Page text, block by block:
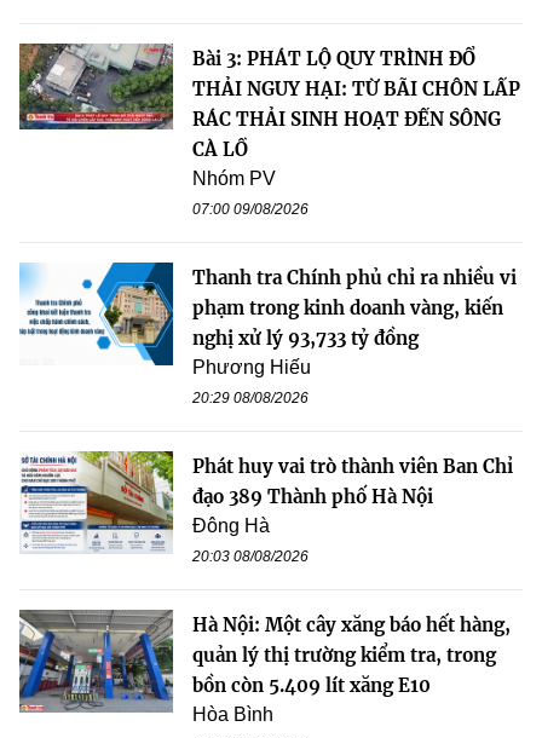
Bài 3: PHÁT LỘ QUY TRÌNH ĐỔ
THẢI NGUY HẠI: TỪ BÃI CHÔN LẤP
RÁC THẢI SINH HOẠT ĐẾN SÔNG
CÀ LỒ
Nhóm PV
07:00 09/08/2026
Thanh tra Chính phủ chỉ ra nhiều vi
phạm trong kinh doanh vàng, kiến
nghị xử lý 93,733 tỷ đồng
Phương Hiếu
20:29 08/08/2026
Phát huy vai trò thành viên Ban Chỉ
đạo 389 Thành phố Hà Nội
Đông Hà
20:03 08/08/2026
Hà Nội: Một cây xăng báo hết hàng,
quản lý thị trường kiểm tra, trong
bồn còn 5.409 lít xăng E10
Hòa Bình